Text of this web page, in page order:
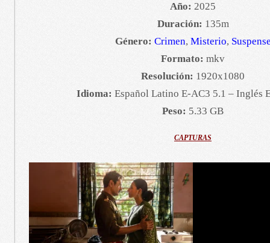
Año: 2025
Duración: 135m
Género: Crimen, Misterio,
Formato: mkv
Resolución: 1920x1080
Idioma: Español Latino E-AC3 5.1 – Inglés
Peso: 5.33 GB
CAPTURAS